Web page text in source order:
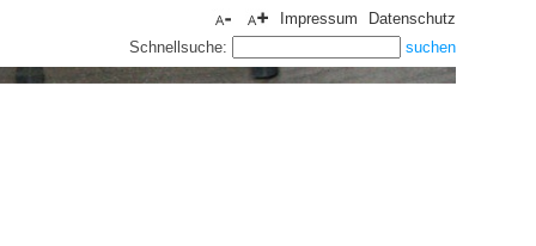
Impressum
Datenschutz
Schnellsuche: